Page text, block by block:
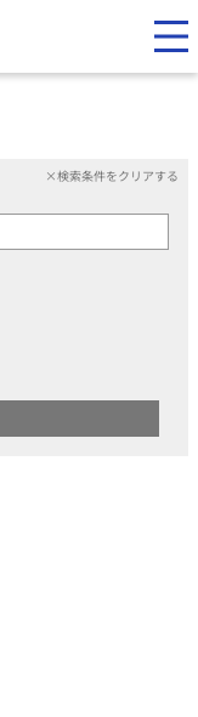
×検索条件をクリアする